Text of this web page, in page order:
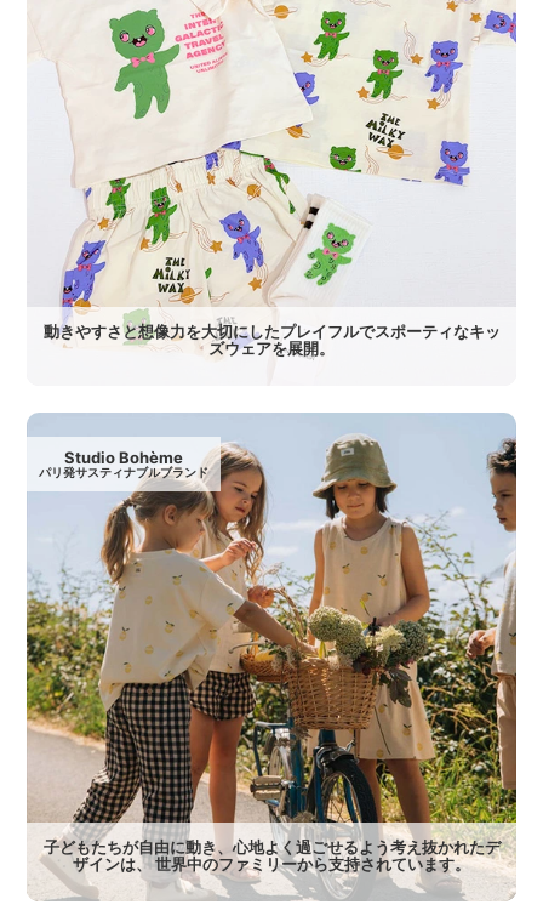
動きやすさと想像力を大切にしたプレイフルでスポーティなキッ
ズウェアを展開。
Studio Bohème
パリ発サスティナブルブランド
子どもたちが自由に動き、心地よく過ごせるよう考え抜かれたデ
ザインは、 世界中のファミリーから支持されています。